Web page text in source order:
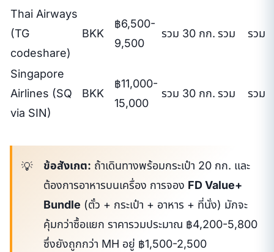
Thai Airways
(TG
codeshare)
BKK
฿6,500-
9,500
รวม 30 กก. รวม รวม
Singapore
Airlines (SQ
via SIN)
BKK
฿11,000-
15,000
รวม 30 กก. รวม รวม
ข้อสังเกต: ถ้าเดินทางพร้อมกระเป๋า 20 กก. และ
ต้องการอาหารบนเครื่อง การจอง FD Value+
Bundle (ตั๋ว + กระเป๋า + อาหาร + ที่นั่ง) มักจะ
คุ้มกว่าซื้อแยก ราคารวมประมาณ ฿4,200-5,800
ซึ่งยังถูกกว่า MH อยู่ ฿1,500-2,500